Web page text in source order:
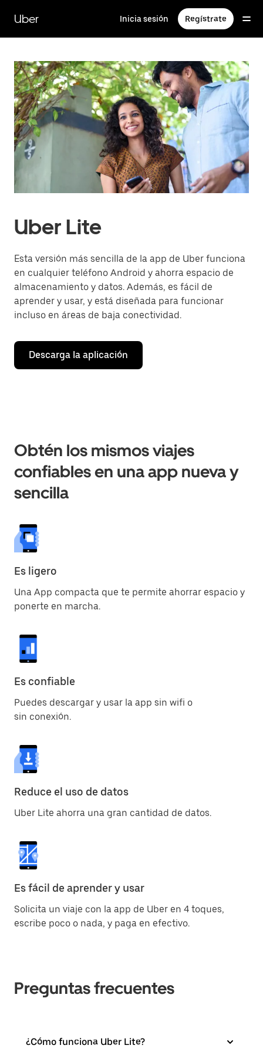
contenido
principal
Uber Inicia sesión Regístrate
Uber Lite
Esta versión más sencilla de la app de Uber funciona
en cualquier teléfono Android y ahorra espacio de
almacenamiento y datos. Además, es fácil de
aprender y usar, y está diseñada para funcionar
incluso en áreas de baja conectividad.
Descarga la aplicación
Obtén los mismos viajes
confiables en una app nueva y
sencilla
Es ligero
Una App compacta que te permite ahorrar espacio y
ponerte en marcha.
Es confiable
Puedes descargar y usar la app sin wifi o
sin conexión.
Reduce el uso de datos
Uber Lite ahorra una gran cantidad de datos.
Es fácil de aprender y usar
Solicita un viaje con la app de Uber en 4 toques,
escribe poco o nada, y paga en efectivo.
Preguntas frecuentes
¿Cómo funciona Uber Lite?